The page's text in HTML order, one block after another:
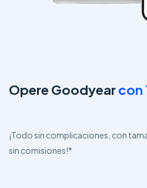
Opere Goodyearcon
¡Todo sin complicaciones, con
sin comisiones!*